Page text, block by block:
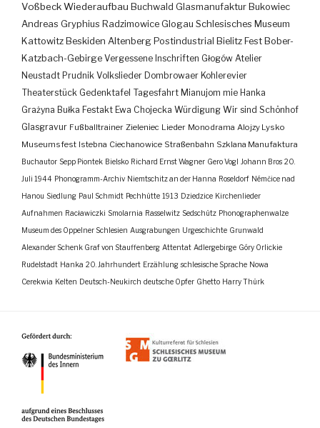
VoßbeckWiederaufbau Buchwald Glasmanufaktur Bukowiec
Andreas Gryphius Radzimowice Glogau Schlesisches Museum
Kattowitz Beskiden Altenberg Postindustrial Bielitz Fest Bober-
Katzbach-Gebirge Vergessene Inschriften Głogów Atelier
Neustadt Prudnik Volkslieder Dombrowaer Kohlerevier
Theaterstück Gedenktafel Tagesfahrt Mianujom mie Hanka
Grażyna Bułka Festakt Ewa Chojecka Würdigung Wir sind Schönhof
Glasgravur Fußballtrainer Zieleniec Lieder Monodrama Alojzy Lysko
Museumsfest Istebna Ciechanowice Straßenbahn Szklana Manufaktura
Buchautor Sepp Piontek Bielsko Richard Ernst Wagner Gero Vogl Johann Bros 20.
Juli 1944 Phonogramm-Archiv Niemtschitz an der Hanna Roseldorf Némčice nad
Hanou Siedlung Paul Schmidt Pechhütte 1913 Dziedzice Kirchenlieder
Aufnahmen Racławiczki Smolarnia Rasselwitz Sedschütz Phonographenwalze
Museum des Oppelner Schlesien Ausgrabungen Urgeschichte Grunwald
Alexander Schenk Graf von Stauffenberg Attentat Adlergebirge Góry Orlickie
Rudelstadt Hanka 20. Jahrhundert Erzählung schlesische Sprache Nowa
Cerekwia Kelten Deutsch-Neukirch deutsche Opfer Ghetto Harry Thürk